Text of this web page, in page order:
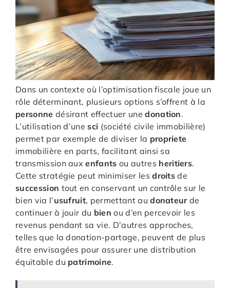
Dans un contexte où l’optimisation fiscale joue un
rôle déterminant, plusieurs options s’offrent à la
personne désirant effectuer unedonation.
L’utilisation d’unesci (société civile immobilière)
permet par exemple de diviser la propriete
immobilière en parts, facilitant ainsi sa
transmission auxenfants ou autres heritiers.
Cette stratégie peut minimiser lesdroits de
succession tout en conservant un contrôle sur le
bien via l’usufruit, permettant audonateurde
continuer à jouir du bien ou d’en percevoir les
revenus pendant sa vie. D’autres approches,
telles que la donation-partage, peuvent de plus
être envisagées pour assurer une distribution
équitable du patrimoine.